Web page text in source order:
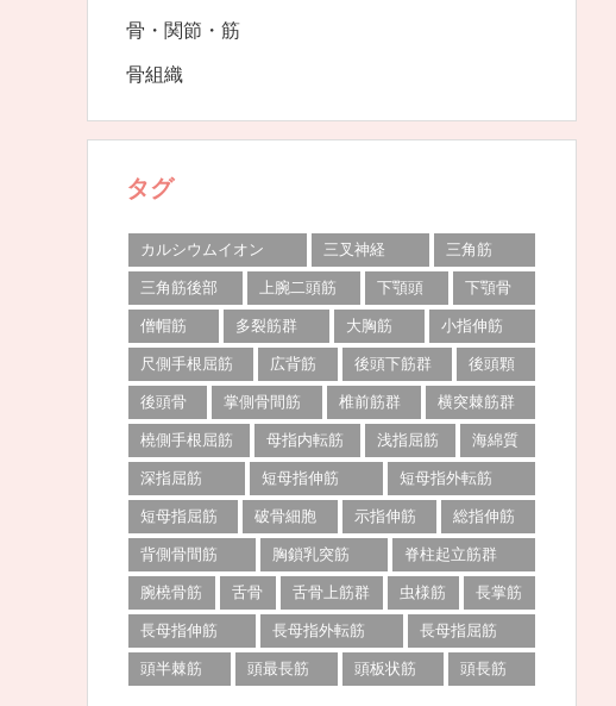
骨・関節・筋
骨組織
タグ
カルシウムイオン 三叉神経
三角筋
三角筋後部
上腕二頭筋 下顎頭
下顎骨
僧帽筋
多裂筋群 大胸筋
小指伸筋
尺側手根屈筋
広背筋 後頭下筋群
後頭顆
後頭骨
掌側骨間筋 椎前筋群
横突棘筋群
橈側手根屈筋
母指内転筋 浅指屈筋
海綿質
深指屈筋
短母指伸筋
短母指外転筋
短母指屈筋
破骨細胞 示指伸筋
総指伸筋
背側骨間筋
胸鎖乳突筋
脊柱起立筋群
腕橈骨筋
舌骨 舌骨上筋群 虫様筋
長掌筋
長母指伸筋
長母指外転筋
長母指屈筋
頭半棘筋
頭最長筋 頭板状筋 頭長筋